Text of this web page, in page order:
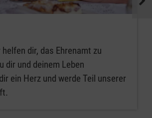
dir, das Ehrenamt zu
dir und deinem Leben
ein Herz und werde Teil unserer